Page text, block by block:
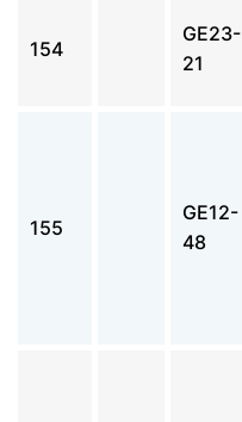
154
GE23-
21
155
GE12-
48